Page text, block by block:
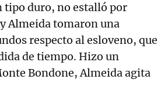
tipo duro, no estalló por
Almeida tomaron una
respecto al esloveno, que
de tiempo. Hizo un
Bondone, Almeida agita